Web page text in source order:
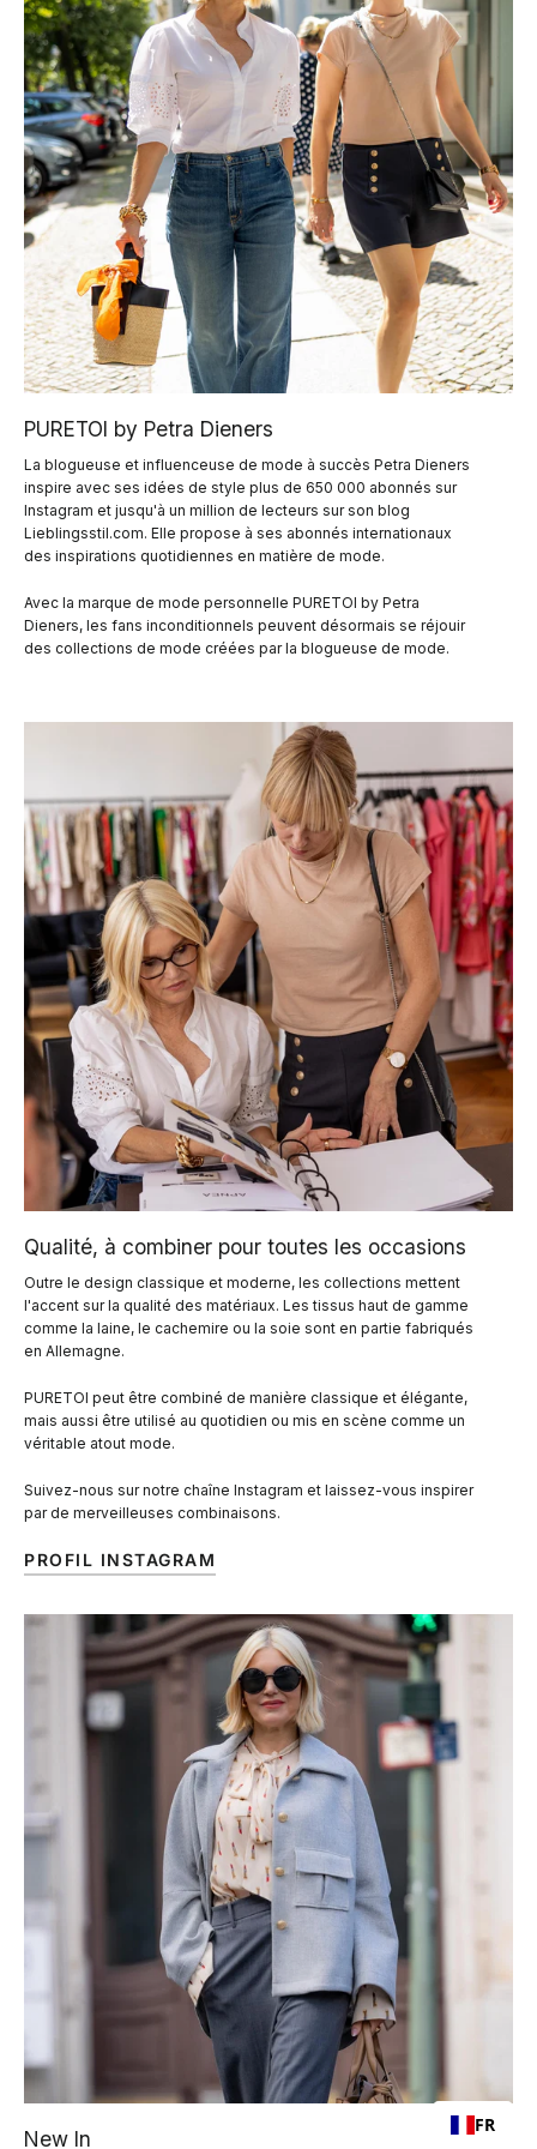
PURETOI by Petra Dieners
La blogueuse et influenceuse de mode à succès Petra Dieners
inspire avec ses idées de style plus de 650 000 abonnés sur
Instagram et jusqu'à un million de lecteurs sur son blog
Lieblingsstil.com. Elle propose à ses abonnés internationaux
des inspirations quotidiennes en matière de mode.
Avec la marque de mode personnelle PURETOI by Petra
Dieners, les fans inconditionnels peuvent désormais se réjouir
des collections de mode créées par la blogueuse de mode.
Qualité, à combiner pour toutes les occasions
Outre le design classique et moderne, les collections mettent
l'accent sur la qualité des matériaux. Les tissus haut de gamme
comme la laine, le cachemire ou la soie sont en partie fabriqués
en Allemagne.
PURETOI peut être combiné de manière classique et élégante,
mais aussi être utilisé au quotidien ou mis en scène comme un
véritable atout mode.
Suivez-nous sur notre chaîne Instagram et laissez-vous inspirer
par de merveilleuses combinaisons.
PROFIL INSTAGRAM
New In
FR